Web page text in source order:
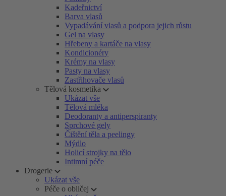
Kadeřnictví
Barva vlasů
Vypadávání vlasů a podpora jejich růstu
Gel na vlasy
Hřebeny a kartáče na vlasy
Kondicionéry
Krémy na vlasy
Pasty na vlasy
Zastřihovače vlasů
Tělová kosmetika
Ukázat vše
Tělová mléka
Deodoranty a antiperspiranty
Sprchové gely
Čištění těla a peelingy
Mýdlo
Holicí strojky na tělo
Intimní péče
Drogerie
Ukázat vše
Péče o obličej